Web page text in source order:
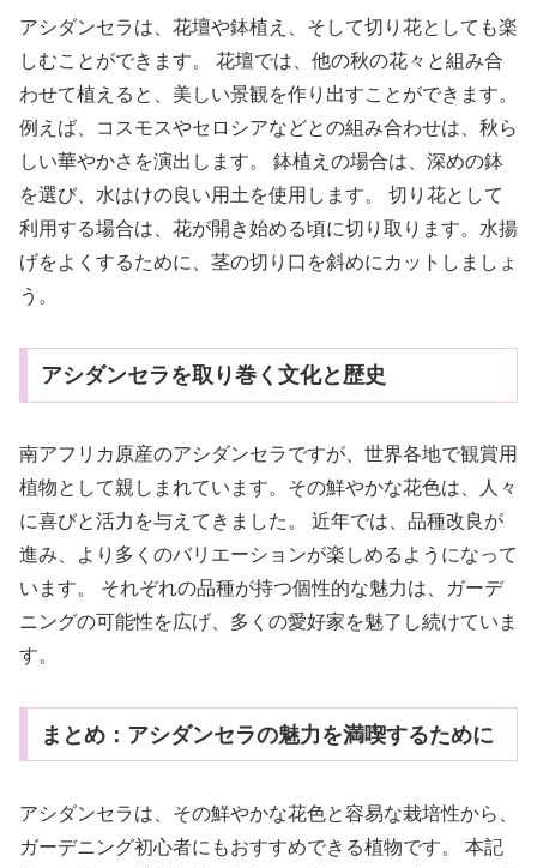
アシダンセラは、花壇や鉢植え、そして切り花としても楽
しむことができます。 花壇では、他の秋の花々と組み合
わせて植えると、美しい景観を作り出すことができます。
例えば、コスモスやセロシアなどとの組み合わせは、秋ら
しい華やかさを演出します。 鉢植えの場合は、深めの鉢
を選び、水はけの良い用土を使用します。 切り花として
利用する場合は、花が開き始める頃に切り取ります。水揚
げをよくするために、茎の切り口を斜めにカットしましょ
う。
アシダンセラを取り巻く文化と歴史
南アフリカ原産のアシダンセラですが、世界各地で観賞用
植物として親しまれています。その鮮やかな花色は、人々
に喜びと活力を与えてきました。 近年では、品種改良が
進み、より多くのバリエーションが楽しめるようになって
います。 それぞれの品種が持つ個性的な魅力は、ガーデ
ニングの可能性を広げ、多くの愛好家を魅了し続けていま
す。
まとめ：アシダンセラの魅力を満喫するために
アシダンセラは、その鮮やかな花色と容易な栽培性から、
ガーデニング初心者にもおすすめできる植物です。 本記